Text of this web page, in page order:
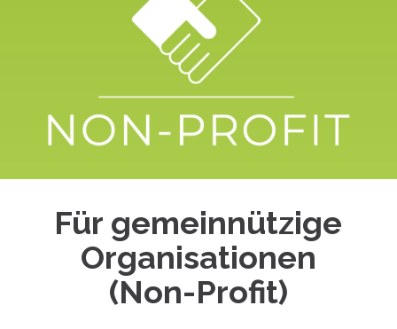
Für gemeinnützige
Organisationen
(Non-Profit)